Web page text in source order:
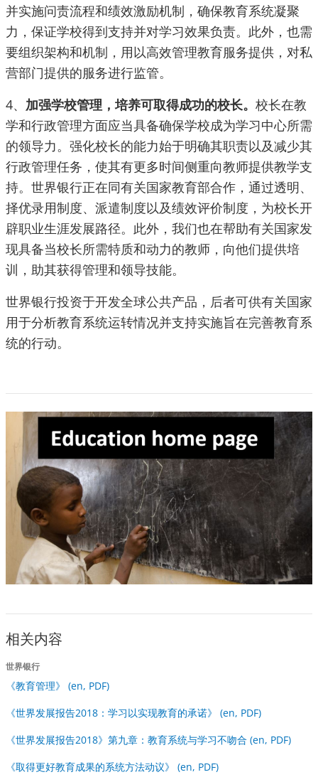
并实施问责流程和绩效激励机制，确保教育系统凝聚
力，保证学校得到支持并对学习效果负责。此外，也需
要组织架构和机制，用以高效管理教育服务提供，对私
营部门提供的服务进行监管。
4、 加强学校管理，培养可取得成功的校长。 校长在教
学和行政管理方面应当具备确保学校成为学习中心所需
的领导力。强化校长的能力始于明确其职责以及减少其
行政管理任务，使其有更多时间侧重向教师提供教学支
持。世界银行正在同有关国家教育部合作，通过透明、
择优录用制度、派遣制度以及绩效评价制度，为校长开
辟职业生涯发展路径。此外，我们也在帮助有关国家发
现具备当校长所需特质和动力的教师，向他们提供培
训，助其获得管理和领导技能。
世界银行投资于开发全球公共产品，后者可供有关国家
用于分析教育系统运转情况并支持实施旨在完善教育系
统的行动。
相关内容
世界银行
《教育管理》 (en, PDF)
《世界发展报告2018：学习以实现教育的承诺》 (en, PDF)
《世界发展报告2018》第九章：教育系统与学习不吻合 (en, PDF)
《取得更好教育成果的系统方法动议》 (en, PDF)